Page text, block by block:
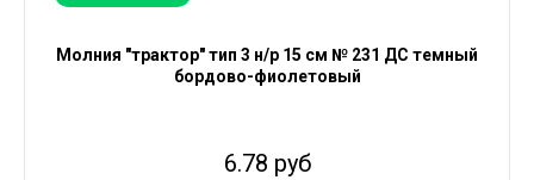
Молния "трактор" тип 3 н/р 15 см № 231 ДС темный
бордово-фиолетовый
6.78 руб